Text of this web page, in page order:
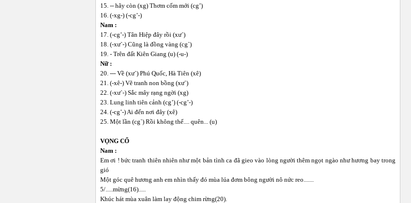
15. -- hãy còn (xg) Thơm cốm mới (cg’)
16. (-xg-) (-cg’-)
Nam :
17. (-cg’-) Tân Hiệp đây rồi (xư`)
18. (-xư`-) Cũng là đồng vàng (cg`)
19. - Trên đất Kiên Giang (u) (-u-)
Nữ :
20. --- Về (xư`) Phú Quốc, Hà Tiên (xê)
21. (-xê-) Vẽ tranh non bồng (xư`)
22. (-xư`-) Sắc mây rạng ngời (xg)
23. Lung linh tiên cảnh (cg’) (-cg’-)
24. (-cg’-) Ai đến nơi đây (xê)
25. Một lần (cg`) Rồi không thể.... quên... (u)
VỌNG CỔ
Nam :
Em ơi ! bức tranh thiên nhiên như một bản tình ca đã gieo vào lòng người thêm ngọt ngào như hương bay trong
gió
Một góc quê hương anh em nhìn thấy đó mùa lúa đơm bông người nô nức reo.......
5/.....mừng(16).....
Khúc hát mùa xuân làm lay động chim rừng(20).